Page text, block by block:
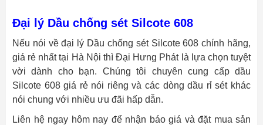
Đại lý Dầu chống sét Silcote 608
Nếu nói vềđại lý Dầu chống sét Silcote 608 chính hãng,
giá rẻ nhất tại Hà Nội thìĐại Hưng Phát là lựa chọn tuyệt
vời dành cho bạn. Chúng tôi chuyên cung cấp dầu
Silcote 608 giá rẻ nói riêng và các dòng dầu rỉ sét khác
nói chung với nhiều ưu đãi hấp dẫn.
Liên hệ ngay hôm nay để nhận báo giá và đặt mua sản